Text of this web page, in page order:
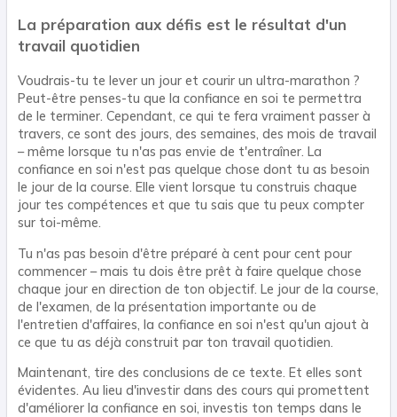
La préparation aux défis est le résultat d'un
travail quotidien
Voudrais-tu te lever un jour et courir un ultra-marathon ?
Peut-être penses-tu que la confiance en soi te permettra
de le terminer. Cependant, ce qui te fera vraiment passer à
travers, ce sont des jours, des semaines, des mois de travail
– même lorsque tu n'as pas envie de t'entraîner. La
confiance en soi n'est pas quelque chose dont tu as besoin
le jour de la course. Elle vient lorsque tu construis chaque
jour tes compétences et que tu sais que tu peux compter
sur toi-même.
Tu n'as pas besoin d'être préparé à cent pour cent pour
commencer – mais tu dois être prêt à faire quelque chose
chaque jour en direction de ton objectif. Le jour de la course,
de l'examen, de la présentation importante ou de
l'entretien d'affaires, la confiance en soi n'est qu'un ajout à
ce que tu as déjà construit par ton travail quotidien.
Maintenant, tire des conclusions de ce texte. Et elles sont
évidentes. Au lieu d'investir dans des cours qui promettent
d'améliorer la confiance en soi, investis ton temps dans le